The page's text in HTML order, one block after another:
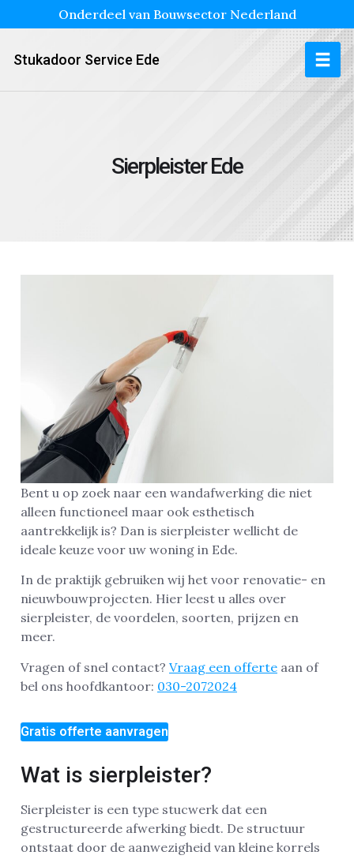
Onderdeel van Bouwsector Nederland
Stukadoor Service Ede
Sierpleister Ede
Bent u op zoek naar een wandafwerking die niet
alleen functioneel maar ook esthetisch
aantrekkelijk is? Dan is sierpleister wellicht de
ideale keuze voor uw woning in Ede.
In de praktijk gebruiken wij het voor renovatie- en
nieuwbouwprojecten. Hier leest u alles over
sierpleister, de voordelen, soorten, prijzen en
meer.
Vragen of snel contact? Vraag een offerte aan of
bel ons hoofdkantoor: 030-2072024
Gratis offerte aanvragen
Wat is sierpleister?
Sierpleister is een type stucwerk dat een
gestructureerde afwerking biedt. De structuur
ontstaat door de aanwezigheid van kleine korrels